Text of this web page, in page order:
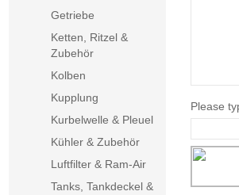
Please
Getriebe
Ketten, Ritzel &
Zubehör
Kolben
Kupplung
Kurbelwelle & Pleuel
Kühler & Zubehör
Luftfilter & Ram-Air
Tanks, Tankdeckel &